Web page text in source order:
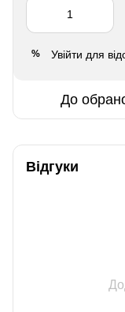
% Увійти для
До
Відгуки